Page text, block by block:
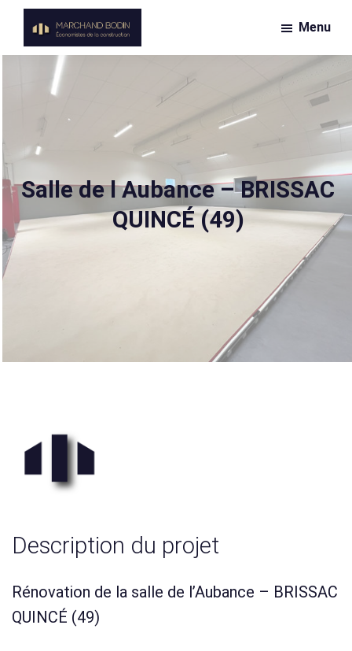
Passer
contenu
principal
Marchand
Bodin
Économiste
construction
Menu
Salle de l Aubance – BRISSAC
QUINCÉ (49)
Description du projet
Rénovation de la salle de l’Aubance – BRISSAC
QUINCÉ (49)